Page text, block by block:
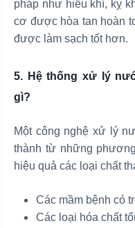
pháp như hiếu khí, kỵ
cơ được hòa tan hoàn
được làm sạch tốt hơn.
5. Hệ thống xử lý
gì?
Một công nghệ xử lý
thành từ những
hiệu quả các loại chất
Các mầm bệnh có
Các loại hóa chất